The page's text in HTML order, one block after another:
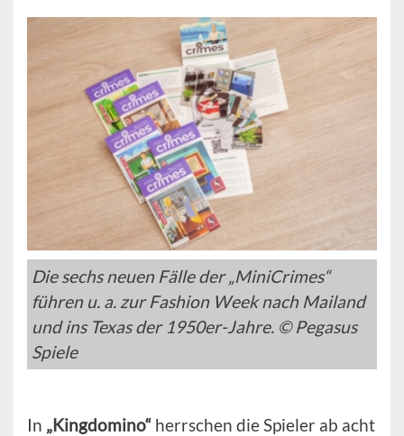
Die sechs neuen Fälle der „MiniCrimes“
führen u. a. zur Fashion Week nach Mailand
und ins Texas der 1950er-Jahre. © Pegasus
Spiele
In „Kingdomino“ herrschen die Spieler ab acht